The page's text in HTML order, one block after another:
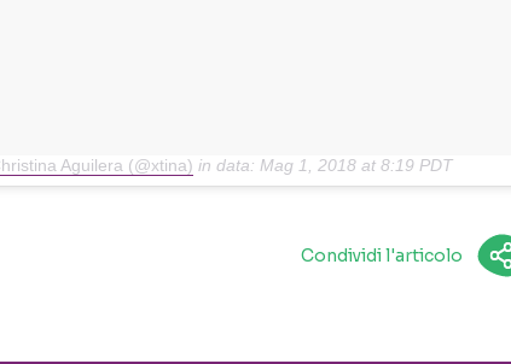
Aguilera (@xtina) in data: Mag 1, 2018 at 8:19 PDT
Condividi l'articolo